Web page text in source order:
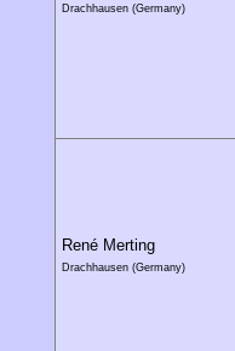
Drachhausen (Germany)
René Merting
Drachhausen (Germany)